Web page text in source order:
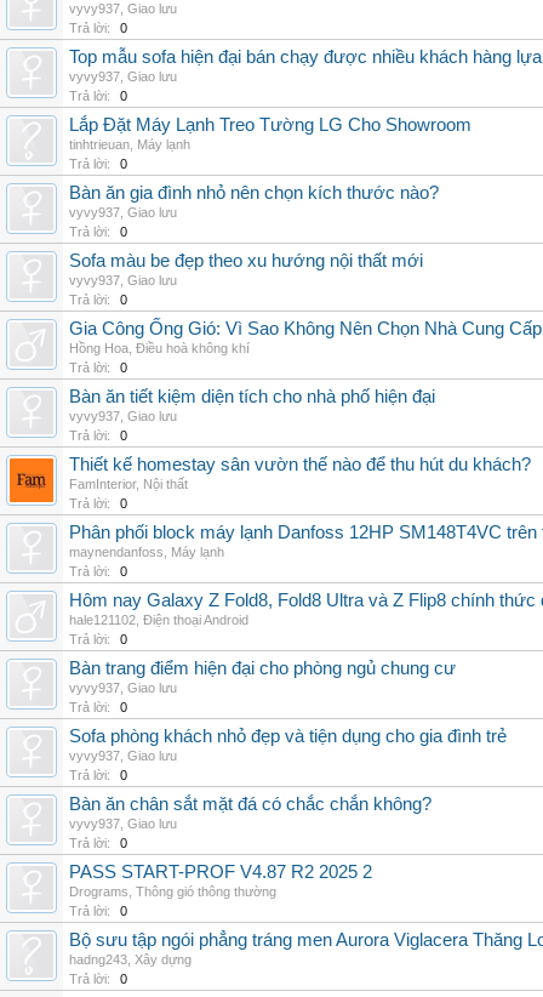
vyvy937 Giao lưu
Trả lời:
0
Top mẫu sofa hiện đại bán chạy được nhiều khách hàng
vyvy937 Giao lưu
Trả lời:
0
Lắp Đặt Máy Lạnh Treo Tường LG Cho Showroom
tinhtrieuan Máy lạnh
Trả lời:
0
Bàn ăn gia đình nhỏ nên chọn kích thước nào?
vyvy937 Giao lưu
Trả lời:
0
Sofa màu be đẹp theo xu hướng nội thất mới
vyvy937 Giao lưu
Trả lời:
0
Gia Công Ống Gió: Vì Sao Không Nên Chọn Nhà Cung
Hồng Hoa Điều hoà không khí
Trả lời:
0
Bàn ăn tiết kiệm diện tích cho nhà phố hiện đại
vyvy937 Giao lưu
Trả lời:
0
Thiết kế homestay sân vườn thế nào để thu hút du khách?
FamInterior, Nội thất
Trả lời:
0
Phân phối block máy lạnh Danfoss 12HP SM148T4VC
maynendanfoss
Máy lạnh
Trả lời:
0
Hôm nay Galaxy Z Fold8, Fold8 Ultra và Z Flip8 chính
hale121102 Điện thoại Android
Trả lời:
0
Bàn trang điểm hiện đại cho phòng ngủ chung cư
vyvy937 Giao lưu
Trả lời:
0
Sofa phòng khách nhỏ đẹp và tiện dụng cho gia đình trẻ
vyvy937 Giao lưu
Trả lời:
0
Bàn ăn chân sắt mặt đá có chắc chắn không?
vyvy937 Giao lưu
Trả lời:
0
PASS START-PROF V4.87 R2 2025 2
Drograms Thông gió thông thường
Trả lời:
0
Bộ sưu tập ngói phẳng tráng men Aurora Viglacera Thăng
hadng243 Xây dựng
Trả lời:
0